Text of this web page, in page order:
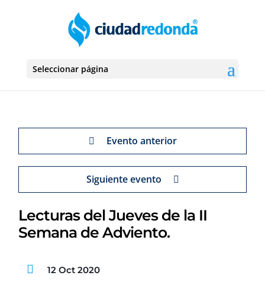
Seleccionar página
Evento anterior
Siguiente evento
Lecturas del Jueves de la II
Semana de Adviento.
12 Oct 2020